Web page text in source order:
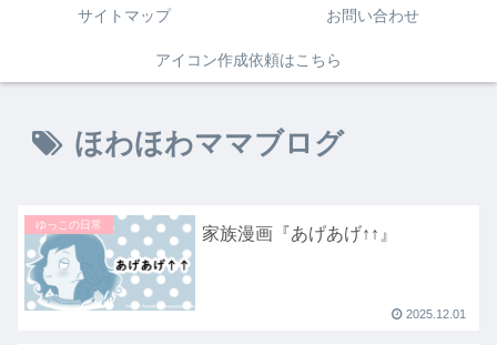
サイトマップ お問い合わせ
アイコン作成依頼はこちら
ほわほわママブログ
ゆっこの日常 家族漫画『あげあげ↑↑』
2025.12.01